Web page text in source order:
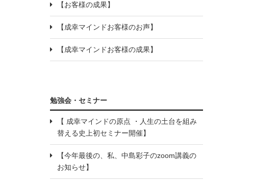
【お客様の成果】
【成幸マインドお客様のお声】
【成幸マインドお客様の成果】
勉強会・セミナー
【 成幸マインドの原点 ・人生の土台を組み
替える史上初セミナー開催】
【今年最後の、私、中島彩子のzoom講義の
お知らせ】